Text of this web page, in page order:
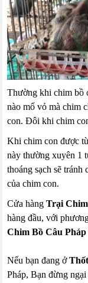
Thường khi chim bồ
nào mổ vỏ mà chim
con. Đôi khi chim
Khi chim con được
này thường xuyên 1
thoáng sạch sẽ
của chim con.
Cửa hàngTrại
hàng đầu, với
Chim Bồ Câu
Nếu bạn đang ở
Pháp, Bạn đừng